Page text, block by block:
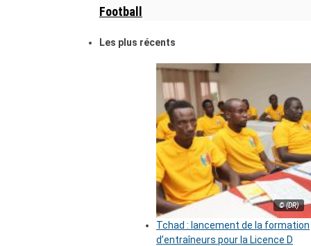
Football
Les plus récents
© (DR)
Tchad : lancement de la formation
d’entraîneurs pour la Licence D